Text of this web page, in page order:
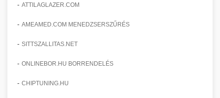
- ATTILAGLAZER.COM
- AMEAMED.COM MENEDZSERSZŰRÉS
- SITTSZALLITAS.NET
- ONLINEBOR.HU BORRENDELÉS
- CHIPTUNING.HU